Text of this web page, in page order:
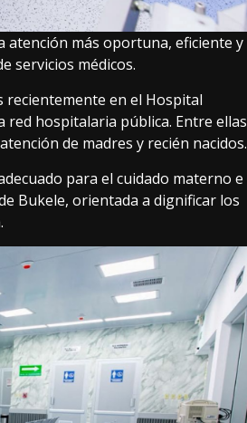
atención más oportuna, eficiente y
servicios médicos.
recientemente en el Hospital
red hospitalaria pública. Entre ellas
de madres y recién nacidos.
para el cuidado materno e
Bukele, orientada a dignificar los